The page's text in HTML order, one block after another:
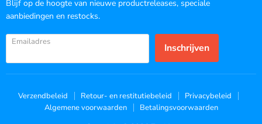
Blijf op de hoogte van nieuwe productreleases, speciale
aanbiedingen en restocks.
Emailadres Inschrijven
Verzendbeleid Retour- en restitutiebeleid
Privacybeleid
Algemene voorwaarden
Betalingsvoorwaarden